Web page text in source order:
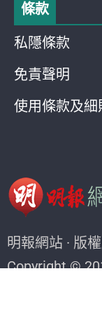
條款
私隱條款
免責聲明
使用條款及細
明報網站 · 版
Copyright ©